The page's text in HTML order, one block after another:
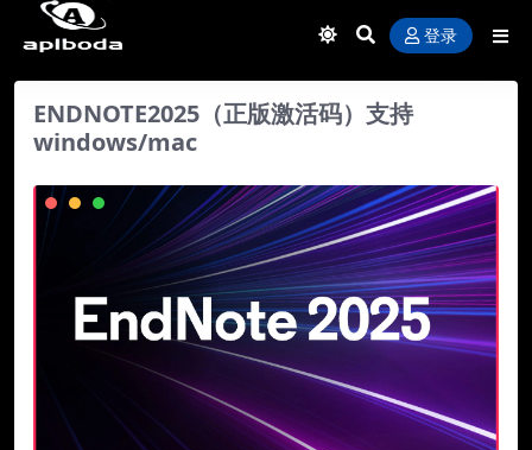
登录
ENDNOTE2025（正版激活码）支持
windows/mac